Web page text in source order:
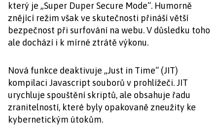
který je „Super Duper Secure Mode“. Humorně
znějící režim však ve skutečnosti přináší větší
bezpečnost při surfování na webu. V důsledku toho
ale dochází i k mírné ztrátě výkonu.
Nová funkce deaktivuje „Just in Time“ (JIT)
kompilaci Javascript souborů v prohlížeči. JIT
urychluje spouštění skriptů, ale obsahuje řadu
zranitelností, které byly opakovaně zneužity ke
kybernetickým útokům.